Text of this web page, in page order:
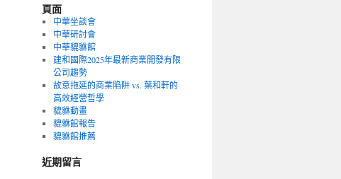
頁面
中華坐談會
中華研討會
中華貔貅館
建和國際2025年最新商業開發有限
公司趨勢
故意拖延的商業陷阱 vs. 葉和軒的
高效經營哲學
貔貅動畫
貔貅館報告
貔貅館推薦
近期留言